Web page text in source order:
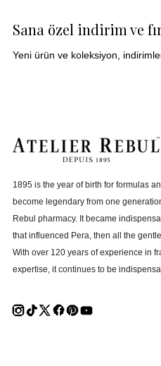
Sana özel indirim ve
Yeni ürün ve koleksiyon,
1895 is the year of birth for formulas
become legendary from one
Rebul pharmacy. It became
that influenced Pera, then all the
With over 120 years of experience in
expertise, it continues to be